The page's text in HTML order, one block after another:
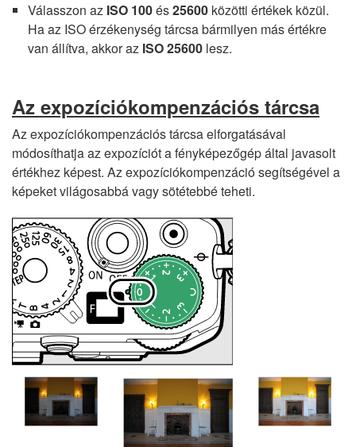
Válasszon az ISO 100és25600 közötti értékek közül.
Ha az ISO érzékenység tárcsa bármilyen más értékre
van állítva, akkor az ISO 25600 lesz.
Az expozíciókompenzációs tárcsa
Az expozíciókompenzációs tárcsa elforgatásával
módosíthatja az expozíciót a fényképezőgép által javasolt
értékhez képest. Az expozíciókompenzáció segítségével a
képeket világosabbá vagy sötétebbé teheti.